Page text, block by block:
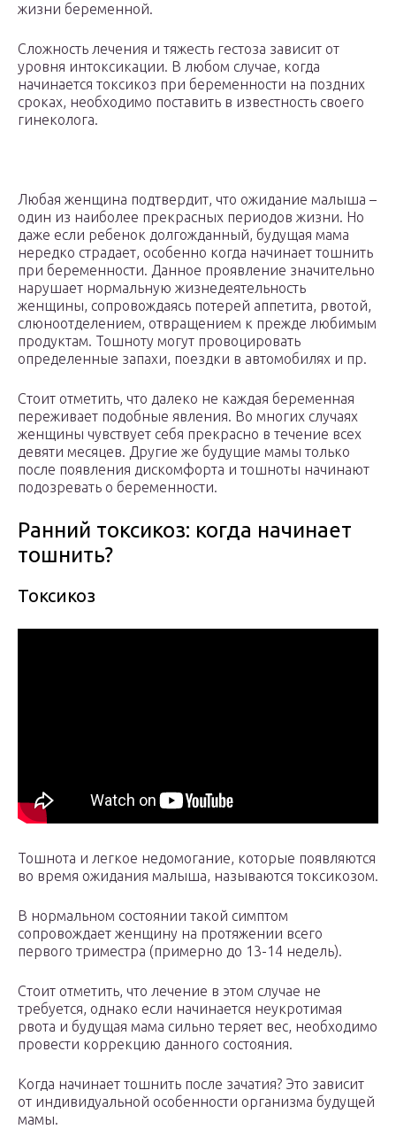
жизни беременной.
Сложность лечения и тяжесть гестоза зависит от
уровня интоксикации. В любом случае, когда
начинается токсикоз при беременности на поздних
сроках, необходимо поставить в известность своего
гинеколога.
Любая женщина подтвердит, что ожидание малыша –
один из наиболее прекрасных периодов жизни. Но
даже если ребенок долгожданный, будущая мама
нередко страдает, особенно когда начинает тошнить
при беременности. Данное проявление значительно
нарушает нормальную жизнедеятельность
женщины, сопровождаясь потерей аппетита, рвотой,
слюноотделением, отвращением к прежде любимым
продуктам. Тошноту могут провоцировать
определенные запахи, поездки в автомобилях и пр.
Стоит отметить, что далеко не каждая беременная
переживает подобные явления. Во многих случаях
женщины чувствует себя прекрасно в течение всех
девяти месяцев. Другие же будущие мамы только
после появления дискомфорта и тошноты начинают
подозревать о беременности.
Ранний токсикоз: когда начинает
тошнить?
Токсикоз
Тошнота и легкое недомогание, которые появляются
во время ожидания малыша, называются токсикозом.
В нормальном состоянии такой симптом
сопровождает женщину на протяжении всего
первого триместра (примерно до 13-14 недель).
Стоит отметить, что лечение в этом случае не
требуется, однако если начинается неукротимая
рвота и будущая мама сильно теряет вес, необходимо
провести коррекцию данного состояния.
Когда начинает тошнить после зачатия? Это зависит
от индивидуальной особенности организма будущей
мамы.